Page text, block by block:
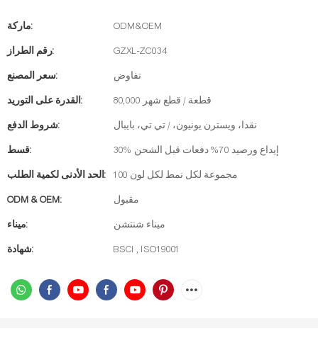
ماركة: ODM&OEM
رقم الطراز: GZXL-ZC034
سعر المصنع: تفاوض
القدرة على التوريد: 80,000 قطعة / قطع شهر
شروط الدفع: نقدا، ويسترن يونيون، / تي تي، بايبال
قسط: 30% إيداع ورصيد 70% دفعات قبل الشحن
الحد الأدنى لكمية الطلب: 100 مجموعة لكل نمط لكل لون
ODM & OEM: مقبول
ميناء: ميناء شنتشن
شهادة: BSCI , ISO19001